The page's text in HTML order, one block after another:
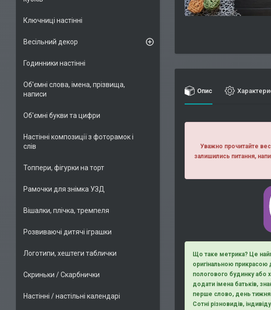
Опис
Уважно прочитайте
залишились питання,
Що таке метрика? Це
оригінальною
пологового будинку або
додати імена батьків,
перше слово, день тижня
Сотні різновидів,
Ключниці настінні
Весільний декор
Годинники настінні
Об'ємні слова, імена, прізвища,
написи
Об'ємні букви та цифри
Настінні композиції з фоторамок і
слів
Топпери, фігурки на торт
Рамочки для знімка УЗД
Вішалки, плічка, тремпеля
Розвиваючі дитячі іграшки
Логотипи, хештеги таблички
Скриньки / Скарбнички
Настінні / настільні календарі